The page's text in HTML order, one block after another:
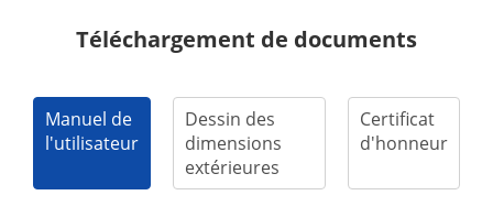
Téléchargement de documents
Manuel de
l'utilisateur
Dessin des
dimensions
extérieures
Certificat
d'honneur